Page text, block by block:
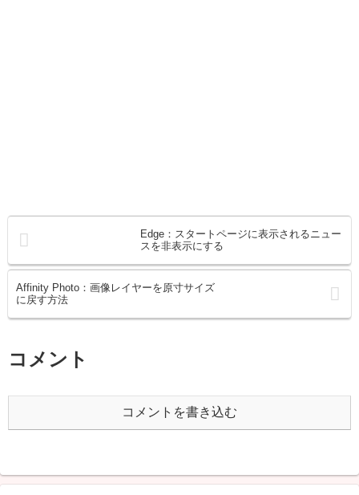
Edge：スタートページに表示されるニュー
スを非表示にする
Affinity Photo：画像レイヤーを原寸サイズ
に戻す方法
コメント
コメントを書き込む